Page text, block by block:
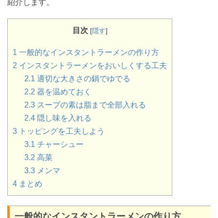
紹介します。
目次 [隠す]
1 一般的なインスタントラーメンの作り方
2 インスタントラーメンをおいしくする工夫
2.1 適切な大きさの鍋でゆでる
2.2 器を温めておく
2.3 スープの素は脂まで全部入れる
2.4 隠し味を入れる
3 トッピングを工夫しよう
3.1 チャーシュー
3.2 高菜
3.3 メンマ
4 まとめ